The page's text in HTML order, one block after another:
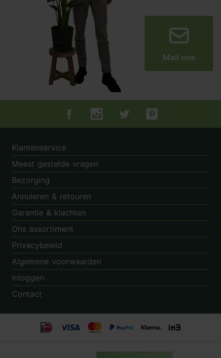
Mail ons
Tuincentrum.nl op Facebook
Tuincentrum.nl op Instagram
Tuincentrum.nl op Twitter
Tuincentrum.nl op
Klantenservice
Meest gestelde vragen
Bezorging
Annuleren & retouren
Garantie & klachten
Ons assortiment
Privacybeleid
Algemene voorwaarden
Inloggen
Contact